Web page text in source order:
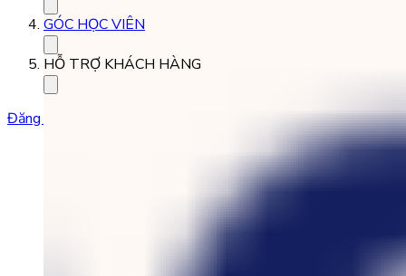
GÓC HỌC VIÊN
HỖ TRỢ KHÁCH HÀNG
Đăng ký học